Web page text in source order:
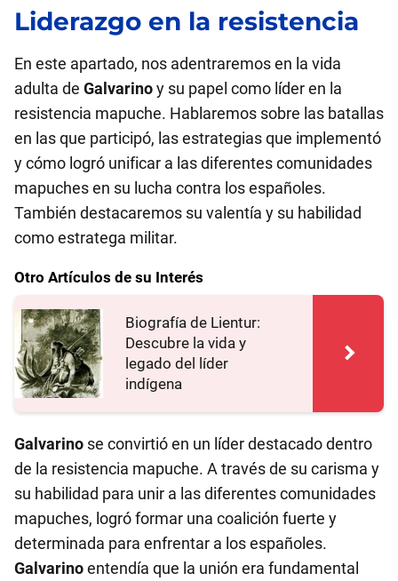
Liderazgo en la resistencia
En este apartado, nos adentraremos en la vida
adulta de Galvarinoy su papel como líder en la
resistencia mapuche. Hablaremos sobre las batallas
en las que participó, las estrategias que implementó
y cómo logró unificar a las diferentes comunidades
mapuches en su lucha contra los españoles.
También destacaremos su valentía y su habilidad
como estratega militar.
Otro Artículos de su Interés
Biografía de Lientur:
Descubre la vida y
legado del líder
indígena
Galvarino se convirtió en un líder destacado dentro
de la resistencia mapuche. A través de su carisma y
su habilidad para unir a las diferentes comunidades
mapuches, logró formar una coalición fuerte y
determinada para enfrentar a los españoles.
Galvarinoentendía que la unión era fundamental